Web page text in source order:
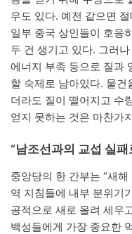
우도 있다. 예전 같으면
일부 중국 상인들이 호응
두 건 생기고 있다. 그러
에너지 부족 등으로 질과
할 숙제로 남아있다. 물
더라도 질이 떨어지고 수
얻지 못하는 것은 마찬가
“남조선과의 교섭 실
중앙당의 한 간부는 “새
역 지침들에 내부 분위기
공적으로 새로 올려 세우
백성들에게 가장 중요한